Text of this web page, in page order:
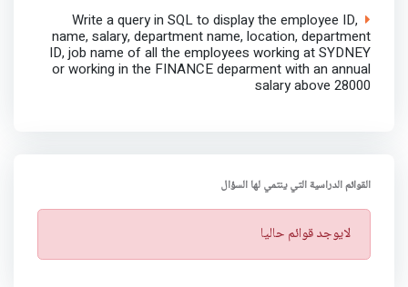
Write a query in SQL to display the employee ID,
name, salary, department name, location, department
ID, job name of all the employees working at SYDNEY
or working in the FINANCE deparment with an annual
salary above 28000
القوائم الدراسية التي ينتمي لها السؤال
ت
ن
لايوجد قوائم حاليا